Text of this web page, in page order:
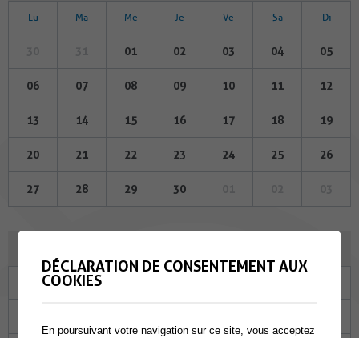
Lu Ma Me Je Ve Sa Di
01 02 03 04 05
06 07 08 09 10 11 12
13 14 15 16 17 18 19
20 21 22 23 24 25 26
27 28 29 30
Ma
DÉCLARATION DE CONSENTEMENT AUX
COOKIES
En poursuivant votre navigation sur ce site, vous acceptez